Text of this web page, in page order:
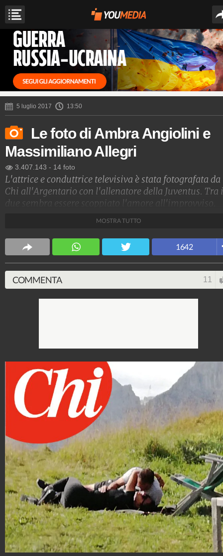
5 luglio 2017 13:50
Le foto di Ambra Angiolini e
Massimiliano Allegri
3.407.143 - 14 foto
L'attrice e conduttrice televisiva è stata fotografata da
Chi all'Argentario con l'allenatore della Juventus. Tra i
due sembra essere scoppiato l'amore all'improvviso.
Spettacolo FanpageMOSTRA TUTTO
1642
COMMENTA 11